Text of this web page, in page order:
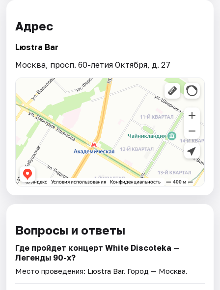
Адрес
Lюstra Bar
Москва, просп. 60-летия Октября, д. 27
Вопросы и ответы
Где пройдет концерт White Discoteka —
Легенды 90-х?
Место проведения: Lюstra Bar. Город — Москва.